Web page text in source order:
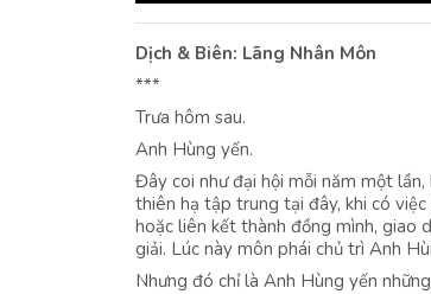
Dịch & Biên: Lãng Nhân Môn
***
Trưa hôm sau.
Anh Hùng yến.
Đây coi như đại hội mỗi năm một
thiên hạ tập trung tại đây, khi có
hoặc liên kết thành đồng mình, giao
giải. Lúc này môn phái chủ trì Anh
Nhưng đó chỉ là Anh Hùng yến